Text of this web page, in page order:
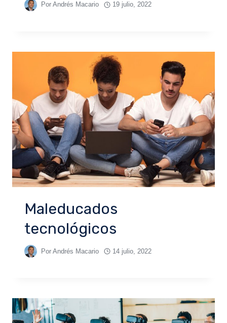
Por Andrés Macario 19 julio, 2022
Maleducados
tecnológicos
Por Andrés Macario 14 julio, 2022